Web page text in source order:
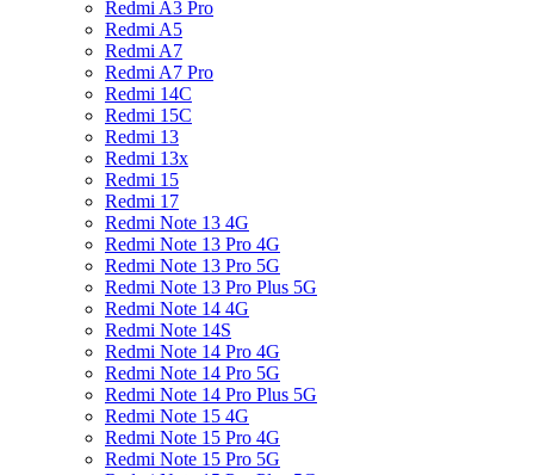
Redmi A3 Pro
Redmi A5
Redmi A7
Redmi A7 Pro
Redmi 14C
Redmi 15C
Redmi 13
Redmi 13x
Redmi 15
Redmi 17
Redmi Note 13 4G
Redmi Note 13 Pro 4G
Redmi Note 13 Pro 5G
Redmi Note 13 Pro Plus 5G
Redmi Note 14 4G
Redmi Note 14S
Redmi Note 14 Pro 4G
Redmi Note 14 Pro 5G
Redmi Note 14 Pro Plus 5G
Redmi Note 15 4G
Redmi Note 15 Pro 4G
Redmi Note 15 Pro 5G